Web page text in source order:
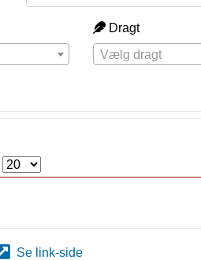
Dragt
Vælg dragt
Se link-side